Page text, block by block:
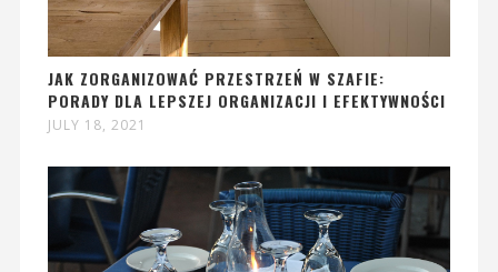
JAK ZORGANIZOWAĆ PRZESTRZEŃ W SZAFIE:
PORADY DLA LEPSZEJ ORGANIZACJI I EFEKTYWNOŚCI
JULY 18, 2021